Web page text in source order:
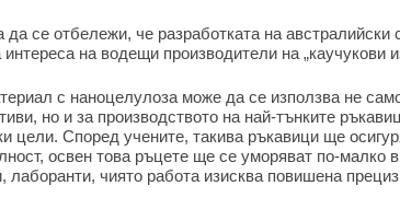
да се отбележи, че разработката на австралийски
интереса на водещи производители на „каучукови
с наноцелулоза може да се използва не
но и за производството на най-тънките
цели. Според учените, такива ръкавици ще
освен това ръцете ще се уморяват по-малко
лаборанти, чиято работа изисква повишена